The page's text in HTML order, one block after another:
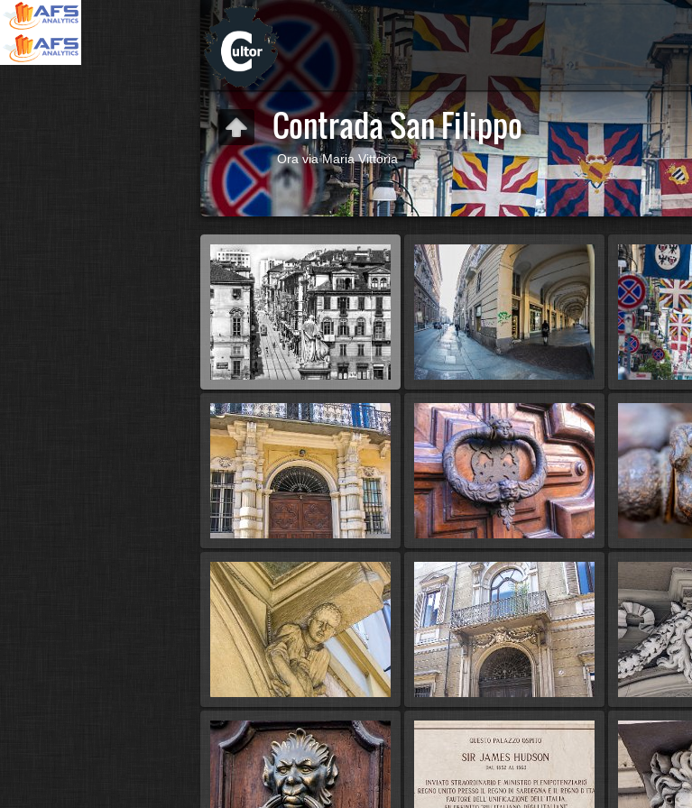
Contrada San Filippo
Ora via Maria Vittoria